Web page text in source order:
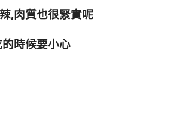
,肉質也很緊實呢
時候要小心